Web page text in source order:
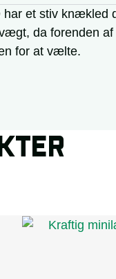
har et stiv knækled
da forenden
for at vælte.